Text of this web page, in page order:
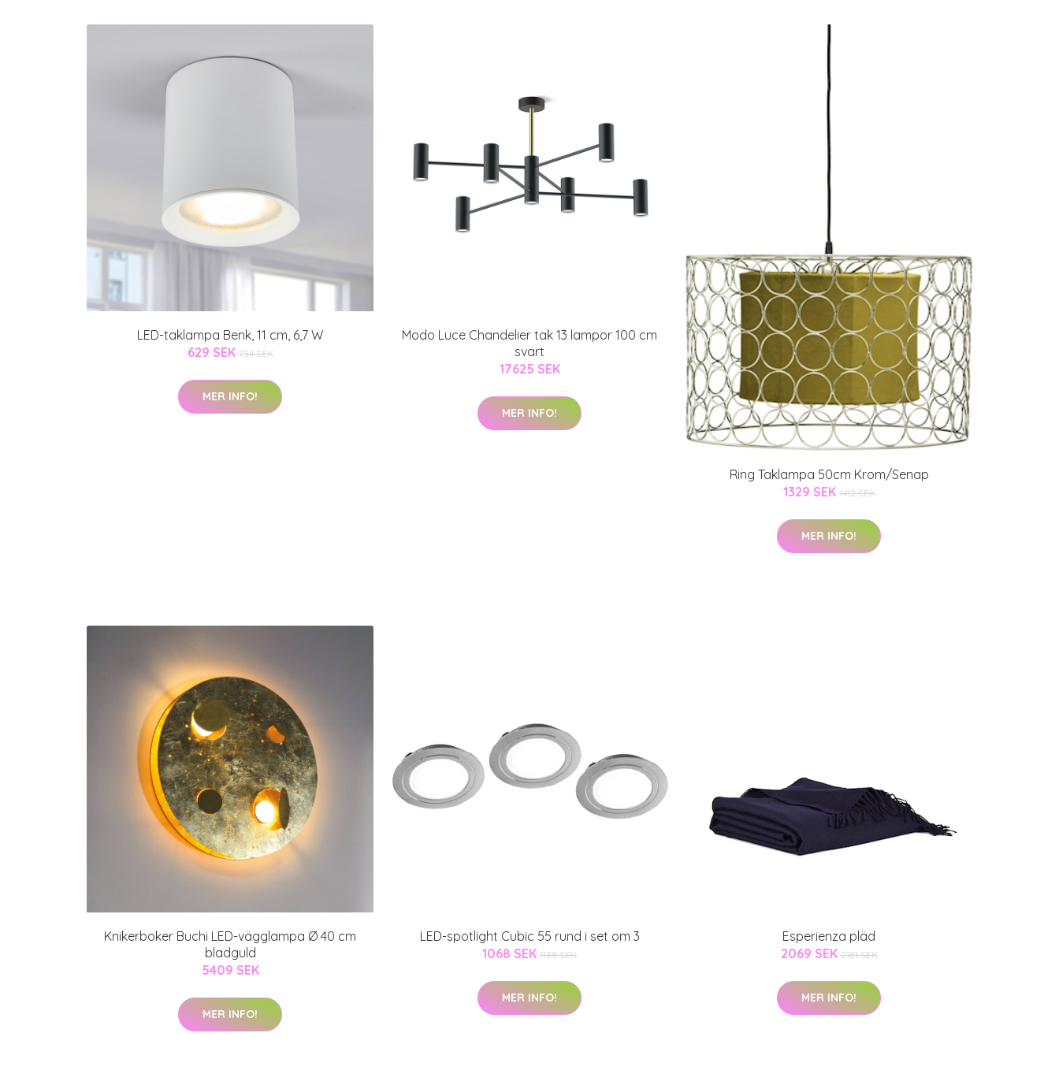
LED-taklampa Benk, 11 cm, 6,7 W
629 SEK 734 SEK
MER INFO!
Modo Luce Chandelier tak 13 lampor 100 cm
svart
17625 SEK
MER INFO!
Ring Taklampa 50cm Krom/Senap
1329 SEK 1412 SEK
MER INFO!
Knikerboker Buchi LED-vägglampa Ø 40 cm
bladguld
5409 SEK
MER INFO!
LED-spotlight Cubic 55 rund i set om 3
1068 SEK 1188 SEK
MER INFO!
Esperienza pläd
2069 SEK 2181 SEK
MER INFO!